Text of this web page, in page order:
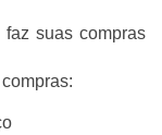
suas compras